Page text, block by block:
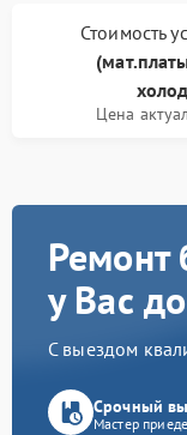
Стоимость
Цена
Ремонт
у Вас
С выездом
Срочный
Мастер